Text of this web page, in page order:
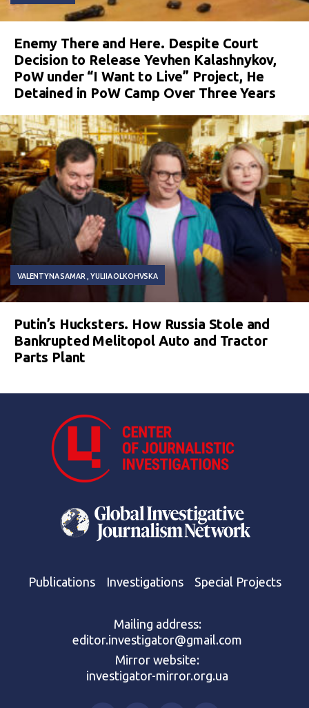
Enemy There and Here. Despite Court
Decision to Release Yevhen Kalashnykov,
PoW under “I Want to Live” Project, He
Detained in PoW Camp Over Three Years
VALENTYNA SAMAR YULIIA OLKOHVSKA
Putin’s Hucksters. How Russia Stole and
Bankrupted Melitopol Auto and Tractor
Parts Plant
Publications Investigations Special Projects
Mailing address:
editor.investigator@gmail.com
Mirror website:
investigator-mirror.org.ua